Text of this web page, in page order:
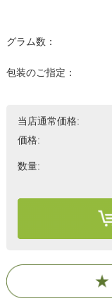
グラム数：
包装のご指定：
当店通常価格:
価格:
数量: